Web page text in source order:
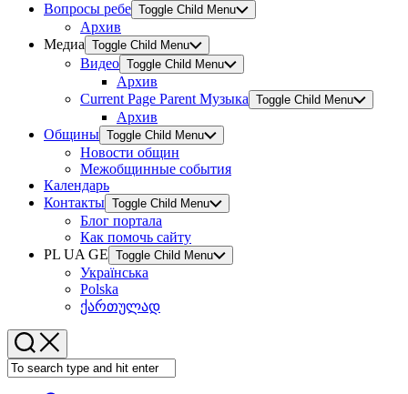
Вопросы ребе Toggle Child Menu
Архив
Медиа Toggle Child Menu
Видео Toggle Child Menu
Архив
Current Page Parent Музыка Toggle Child Menu
Архив
Общины Toggle Child Menu
Новости общин
Межобщинные события
Календарь
Контакты Toggle Child Menu
Блог портала
Как помочь сайту
PL UA GE Toggle Child Menu
Українська
Polska
ქართულად